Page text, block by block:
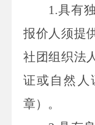
1.具有
报价人须提
社团组织法
证或自然人
章）。